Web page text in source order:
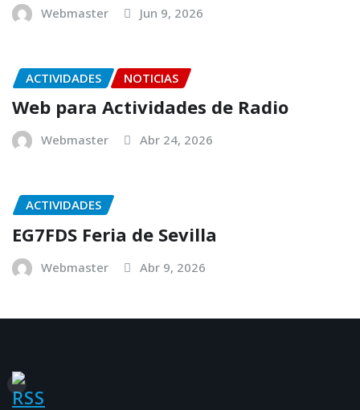
Webmaster Jun 9, 2026
ACTIVIDADES NOTICIAS
Web para Actividades de Radio
Webmaster Abr 24, 2026
ACTIVIDADES
EG7FDS Feria de Sevilla
Webmaster Abr 9, 2026